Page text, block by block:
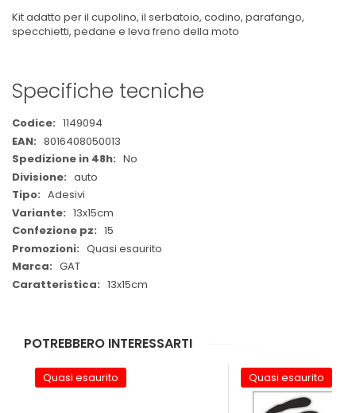
Kit adatto per il cupolino, il serbatoio, codino, parafango,
specchietti, pedane e leva freno della moto
Specifiche tecniche
Maggiori
Informazioni
1149094
8016408050013
No
auto
Adesivi
13x15cm
15
Quasi esaurito
GAT
13x15cm
POTREBBERO INTERESSARTI
Quasi esaurito Quasi esaurito